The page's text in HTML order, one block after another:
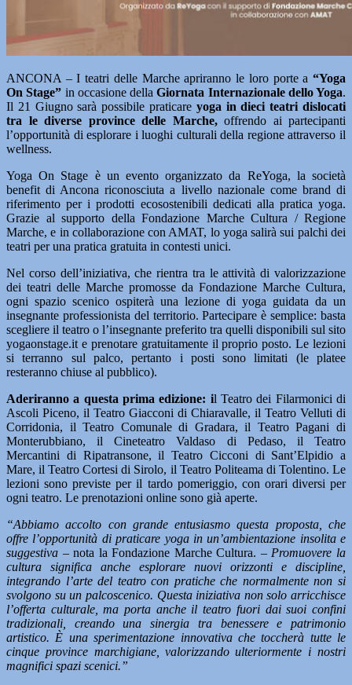
ANCONA – I teatri delle Marche apriranno le loro porte a “Yoga
On Stage” in occasione dellaGiornata Internazionale dello Yoga.
Il 21 Giugno sarà possibile praticare yoga in dieci teatri dislocati
tra le diverse province delle Marche,offrendo ai partecipanti
l’opportunità di esplorare i luoghi culturali della regione attraverso il
wellness.
Yoga On Stage è un evento organizzato da ReYoga, la società
benefit di Ancona riconosciuta a livello nazionale come brand di
riferimento per i prodotti ecosostenibili dedicati alla pratica yoga.
Grazie al supporto della Fondazione Marche Cultura / Regione
Marche, e in collaborazione con AMAT, lo yoga salirà sui palchi dei
teatri per una pratica gratuita in contesti unici.
Nel corso dell’iniziativa, che rientra tra le attività di valorizzazione
dei teatri delle Marche promosse da Fondazione Marche Cultura,
ogni spazio scenico ospiterà una lezione di yoga guidata da un
insegnante professionista del territorio. Partecipare è semplice: basta
scegliere il teatro o l’insegnante preferito tra quelli disponibili sul sito
yogaonstage.it e prenotare gratuitamente il proprio posto. Le lezioni
si terranno sul palco, pertanto i posti sono limitati (le platee
resteranno chiuse al pubblico).
Aderiranno a questa prima edizione: il Teatro dei Filarmonici di
Ascoli Piceno, il Teatro Giacconi di Chiaravalle, il Teatro Velluti di
Corridonia, il Teatro Comunale di Gradara, il Teatro Pagani di
Monterubbiano, il Cineteatro Valdaso di Pedaso, il Teatro
Mercantini di Ripatransone, il Teatro Cicconi di Sant’Elpidio a
Mare, il Teatro Cortesi di Sirolo, il Teatro Politeama di Tolentino. Le
lezioni sono previste per il tardo pomeriggio, con orari diversi per
ogni teatro. Le prenotazioni online sono già aperte.
“Abbiamo accolto con grande entusiasmo questa proposta, che
offre l’opportunità di praticare yoga in un’ambientazione insolita e
suggestiva –nota la Fondazione Marche Cultura. – Promuovere la
cultura significa anche esplorare nuovi orizzonti e discipline,
integrando l’arte del teatro con pratiche che normalmente non si
svolgono su un palcoscenico. Questa iniziativa non solo arricchisce
l’offerta culturale, ma porta anche il teatro fuori dai suoi confini
tradizionali, creando una sinergia tra benessere e patrimonio
artistico. È una sperimentazione innovativa che toccherà tutte le
cinque province marchigiane, valorizzando ulteriormente i nostri
magnifici spazi scenici.”